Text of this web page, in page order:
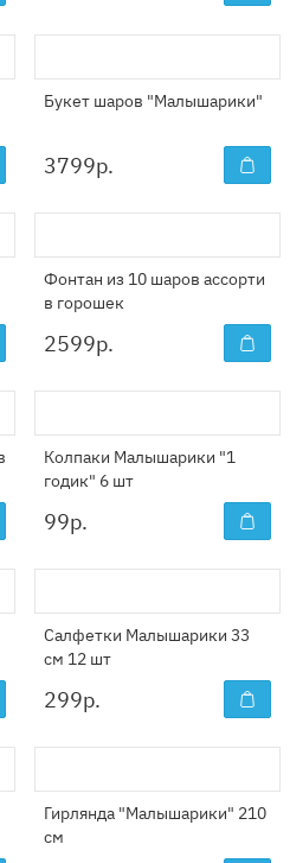
Букет шаров "Малышарики"
3799р.
Фонтан из 10 шаров ассорти
в горошек
2599р.
Колпаки Малышарики "1
годик" 6 шт
99р.
Салфетки Малышарики 33
см 12 шт
299р.
Гирлянда "Малышарики" 210
см